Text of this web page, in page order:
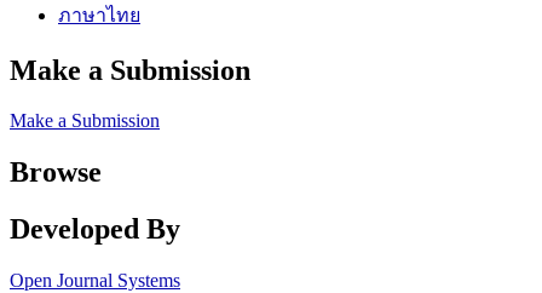
ภาษาไทย
Make a Submission
Make a Submission
Browse
Developed By
Open Journal Systems